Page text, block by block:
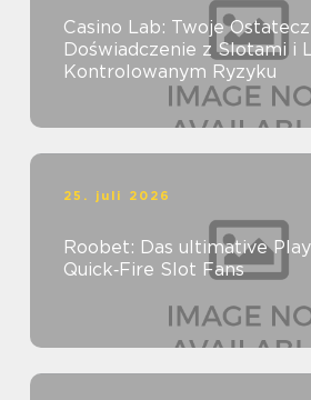
Casino Lab: Twoje
Doświadczenie z Slotami i
Kontrolowanym Ryzyku
25. juli 2026
Roobet: Das ultimative
Quick‑Fire Slot Fans